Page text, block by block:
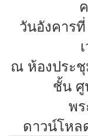
วันอังคาร
ณ ห้องประ
ชั้น ศู
พ
ดาวน์โหล